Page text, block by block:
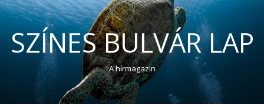
SZÍNES BULVÁR LAP
A hírmagazin